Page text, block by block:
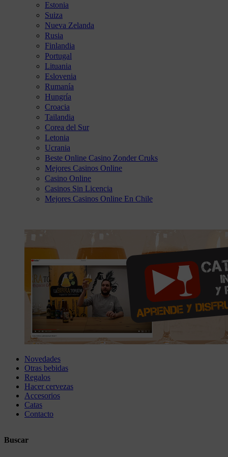
Estonia
Suiza
Nueva Zelanda
Rusia
Finlandia
Portugal
Lituania
Eslovenia
Rumanía
Hungría
Croacia
Tailandia
Corea del Sur
Letonia
Ucrania
Beste Online Casino Zonder Cruks
Mejores Casinos Online
Casino Online
Casinos Sin Licencia
Mejores Casinos Online En Chile
Novedades
Otras bebidas
Regalos
Hacer cervezas
Accesorios
Catas
Contacto
Buscar